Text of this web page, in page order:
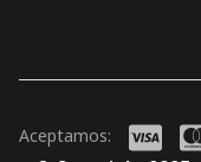
Aceptamos: